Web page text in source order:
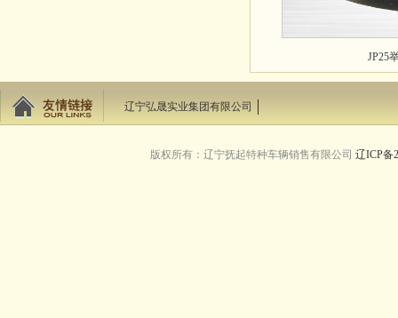
JP25
辽宁弘晟实业集团有限公司
版权所有：辽宁抚起特种车辆销售有限公司 辽ICP备